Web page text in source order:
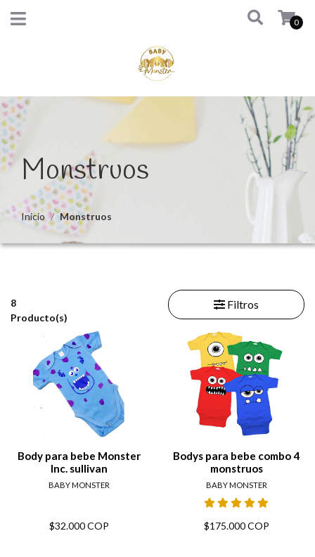
0
Monstruos
Inicio Monstruos
8
Producto(s)
Filtros
Body para bebe Monster
Inc. sullivan
BABY MONSTER
$32.000 COP
Bodys para bebe combo 4
monstruos
BABY MONSTER
$175.000 COP